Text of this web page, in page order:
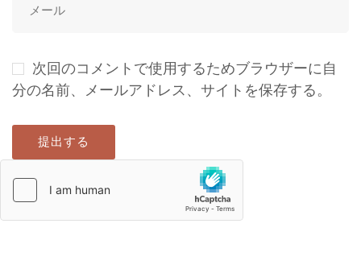
次回のコメントで使用するためブラウザーに自
分の名前、メールアドレス、サイトを保存する。